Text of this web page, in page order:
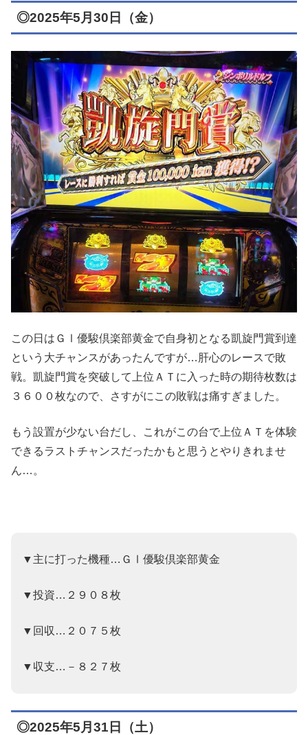
◎2025年5月30日（金）
この日はＧⅠ優駿倶楽部黄金で自身初となる凱旋門賞到達
という大チャンスがあったんですが…肝心のレースで敗
戦。凱旋門賞を突破して上位ＡＴに入った時の期待枚数は
３６００枚なので、さすがにこの敗戦は痛すぎました。
もう設置が少ない台だし、これがこの台で上位ＡＴを体験
できるラストチャンスだったかもと思うとやりきれませ
ん…。
▼主に打った機種…ＧⅠ優駿倶楽部黄金
▼投資…２９０８枚
▼回収…２０７５枚
▼収支…－８２７枚
◎2025年5月31日（土）